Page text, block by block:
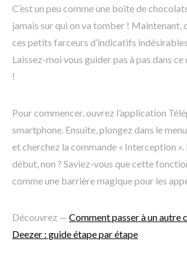
C’est un peu comme une boîte de
jamais sur qui on va tomber ! Maintenant,
ces petits farceurs d’indicatifs
Laissez-moi vous guider pas à pas dans
!
Pour commencer, ouvrez l’application
smartphone. Ensuite, plongez dans le
et cherchez la commande « Interception ».
début, non ? Saviez-vous que cette
comme une barrière magique pour les
Découvrez — Comment passer à un autre
Deezer : guide étape par étape